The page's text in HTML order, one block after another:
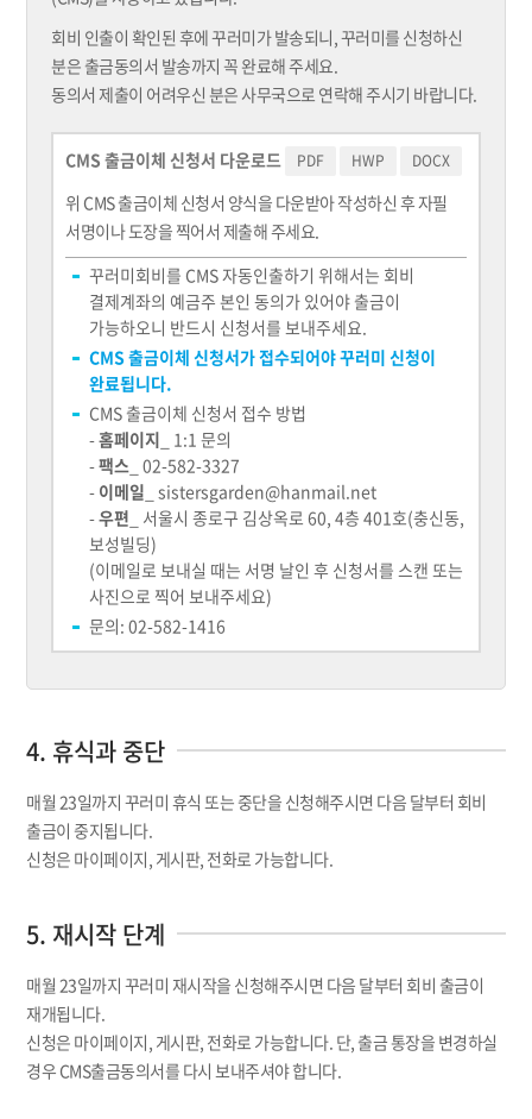
회비 인출이 확인된 후에 꾸러미가 발송되니, 꾸러미를 신청하신
분은 출금동의서 발송까지 꼭 완료해 주세요.
동의서 제출이 어려우신 분은 사무국으로 연락해 주시기 바랍니다.
CMS 출금이체 신청서 다운로드 PDF HWP DOCX
위 CMS 출금이체 신청서 양식을 다운받아 작성하신 후 자필
서명이나 도장을 찍어서 제출해 주세요.
꾸러미회비를 CMS 자동인출하기 위해서는 회비
결제계좌의 예금주 본인 동의가 있어야 출금이
가능하오니 반드시 신청서를 보내주세요.
CMS 출금이체 신청서가 접수되어야 꾸러미 신청이
완료됩니다.
CMS 출금이체 신청서 접수 방법
-홈페이지 _ 1:1 문의
-팩스 _ 02-582-3327
- 이메일 _ sistersgarden@hanmail.net
-우편 _ 서울시 종로구 김상옥로 60, 4층 401호(충신동,
보성빌딩)
(이메일로 보내실 때는 서명 날인 후 신청서를 스캔 또는
사진으로 찍어 보내주세요)
문의: 02-582-1416
4. 휴식과 중단
매월 23일까지 꾸러미 휴식 또는 중단을 신청해주시면 다음 달부터 회비
출금이 중지됩니다.
신청은 마이페이지, 게시판, 전화로 가능합니다.
5. 재시작 단계
매월 23일까지 꾸러미 재시작을 신청해주시면 다음 달부터 회비 출금이
재개됩니다.
신청은 마이페이지, 게시판, 전화로 가능합니다. 단, 출금 통장을 변경하실
경우 CMS출금동의서를 다시 보내주셔야 합니다.